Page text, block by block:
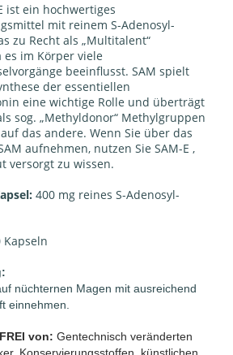
ist ein hochwertiges
mit reinem S-Adenosyl-
zu Recht als „Multitalent“
im Körper viele
beeinflusst. SAM spielt
der essentiellen
eine wichtige Rolle und überträgt
sog. „Methyldonor“ Methylgruppen
das andere. Wenn Sie über das
aufnehmen, nutzen Sie SAM-E ,
versorgt zu wissen.
400 mg reines S-Adenosyl-
Kapseln
nüchternen Magen mit ausreichend
einnehmen.
von: Gentechnisch veränderten
Konservierungsstoffen, künstlichen